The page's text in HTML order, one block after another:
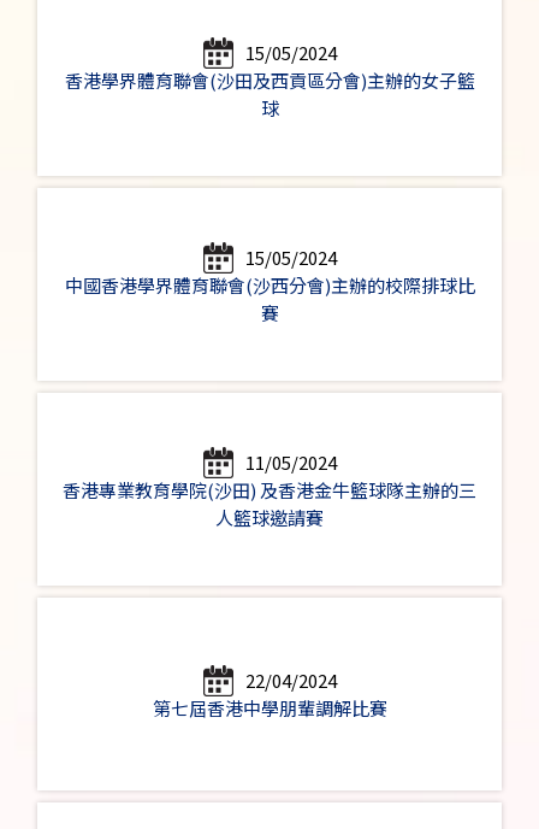
15/05/2024
香港學界體育聯會(沙田及西貢區分會)主辦的女子籃
球
15/05/2024
中國香港學界體育聯會(沙西分會)主辦的校際排球比
賽
11/05/2024
香港專業教育學院(沙田) 及香港金牛籃球隊主辦的三
人籃球邀請賽
22/04/2024
第七屆香港中學朋輩調解比賽